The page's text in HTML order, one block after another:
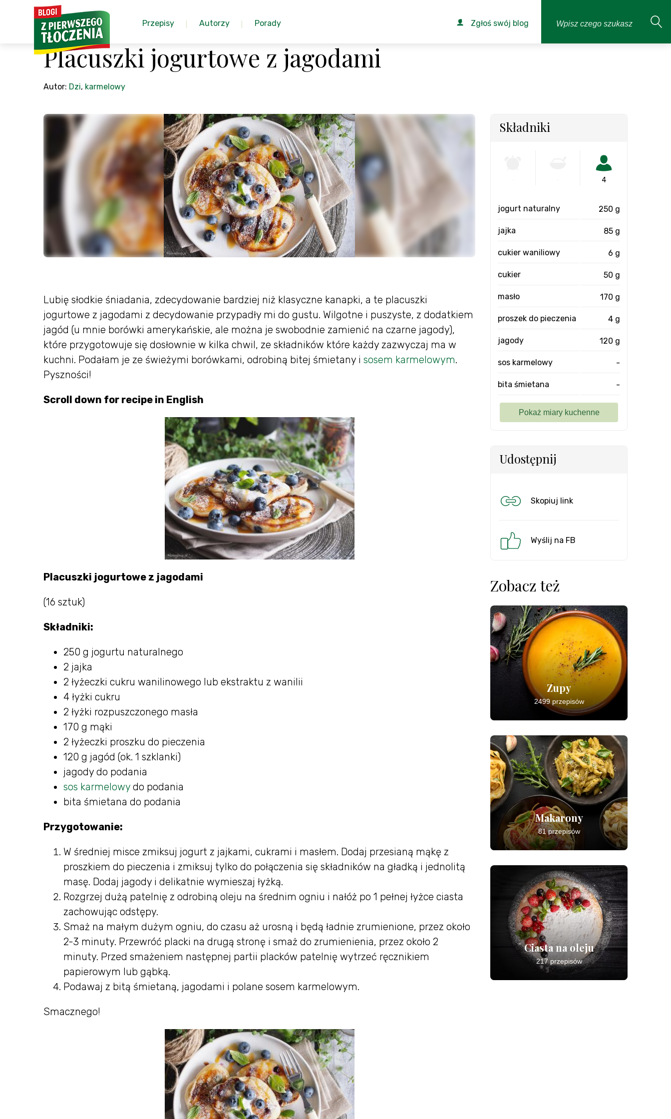
Przepisy Autorzy Porady Zgłoś swój blog
Placuszki jogurtowe z jagodami
Autor: Dzi, karmelowy
Lubię słodkie śniadania, zdecydowanie bardziej niż klasyczne kanapki, a te placuszki
jogurtowe z jagodami z decydowanie przypadły mi do gustu. Wilgotne i puszyste, z dodatkiem
jagód (u mnie borówki amerykańskie, ale można je swobodnie zamienić na czarne jagody),
które przygotowuje się dosłownie w kilka chwil, ze składników które każdy zazwyczaj ma w
kuchni. Podałam je ze świeżymi borówkami, odrobiną bitej śmietany i sosem karmelowym.
Pyszności!
Scroll down for recipe in English
Placuszki jogurtowe z jagodami
(16 sztuk)
Składniki:
250 g jogurtu naturalnego
2 jajka
2 łyżeczki cukru wanilinowego lub ekstraktu z wanilii
4 łyżki cukru
2 łyżki rozpuszczonego masła
170 g mąki
2 łyżeczki proszku do pieczenia
120 g jagód (ok. 1 szklanki)
jagody do podania
sos karmelowy do podania
bita śmietana do podania
Przygotowanie:
W średniej misce zmiksuj jogurt z jajkami, cukrami i masłem. Dodaj przesianą mąkę z
proszkiem do pieczenia i zmiksuj tylko do połączenia się składników na gładką i jednolitą
masę. Dodaj jagody i delikatnie wymieszaj łyżką.
Rozgrzej dużą patelnię z odrobiną oleju na średnim ogniu i nałóż po 1 pełnej łyżce ciasta
zachowując odstępy.
Smaż na małym dużym ogniu, do czasu aż urosną i będą ładnie zrumienione, przez około
2-3 minuty. Przewróć placki na drugą stronę i smaż do zrumienienia, przez około 2
minuty. Przed smażeniem następnej partii placków patelnię wytrzeć ręcznikiem
papierowym lub gąbką.
Podawaj z bitą śmietaną, jagodami i polane sosem karmelowym.
Smacznego!
Składniki
4
jogurt naturalny 250 g
jajka 85 g
cukier waniliowy 6 g
cukier 50 g
masło 170 g
proszek do pieczenia 4 g
jagody 120 g
sos karmelowy -
bita śmietana -
Udostępnij
Skopiuj link
Wyślij na FB
Zobacz też
Zupy
2499 przepisów
Makarony
81 przepisów
Ciasta na oleju
217 przepisów